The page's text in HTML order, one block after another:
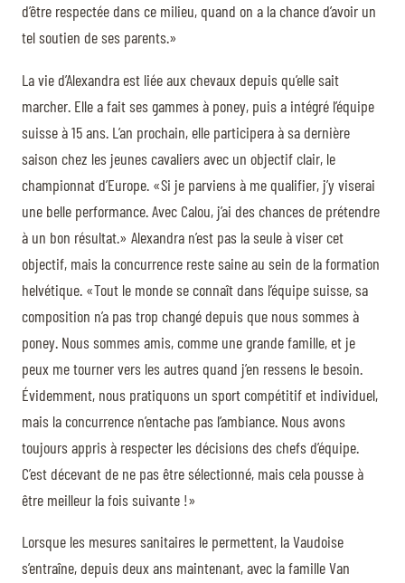
d’être respectée dans ce milieu, quand on a la chance d’avoir un
tel soutien de ses parents.»
La vie d’Alexandra est liée aux chevaux depuis qu’elle sait
marcher. Elle a fait ses gammes à poney, puis a intégré l’équipe
suisse à 15 ans. L’an prochain, elle participera à sa dernière
saison chez les jeunes cavaliers avec un objectif clair, le
championnat d’Europe. «Si je parviens à me qualifier, j’y viserai
une belle performance. Avec Calou, j’ai des chances de prétendre
à un bon résultat.» Alexandra n’est pas la seule à viser cet
objectif, mais la concurrence reste saine au sein de la formation
helvétique. «Tout le monde se connaît dans l’équipe suisse, sa
composition n’a pas trop changé depuis que nous sommes à
poney. Nous sommes amis, comme une grande famille, et je
peux me tourner vers les autres quand j’en ressens le besoin.
Évidemment, nous pratiquons un sport compétitif et individuel,
mais la concurrence n’entache pas l’ambiance. Nous avons
toujours appris à respecter les décisions des chefs d’équipe.
C’est décevant de ne pas être sélectionné, mais cela pousse à
être meilleur la fois suivante !»
Lorsque les mesures sanitaires le permettent, la Vaudoise
s’entraîne, depuis deux ans maintenant, avec la famille Van